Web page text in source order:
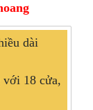
dài
18 cửa,